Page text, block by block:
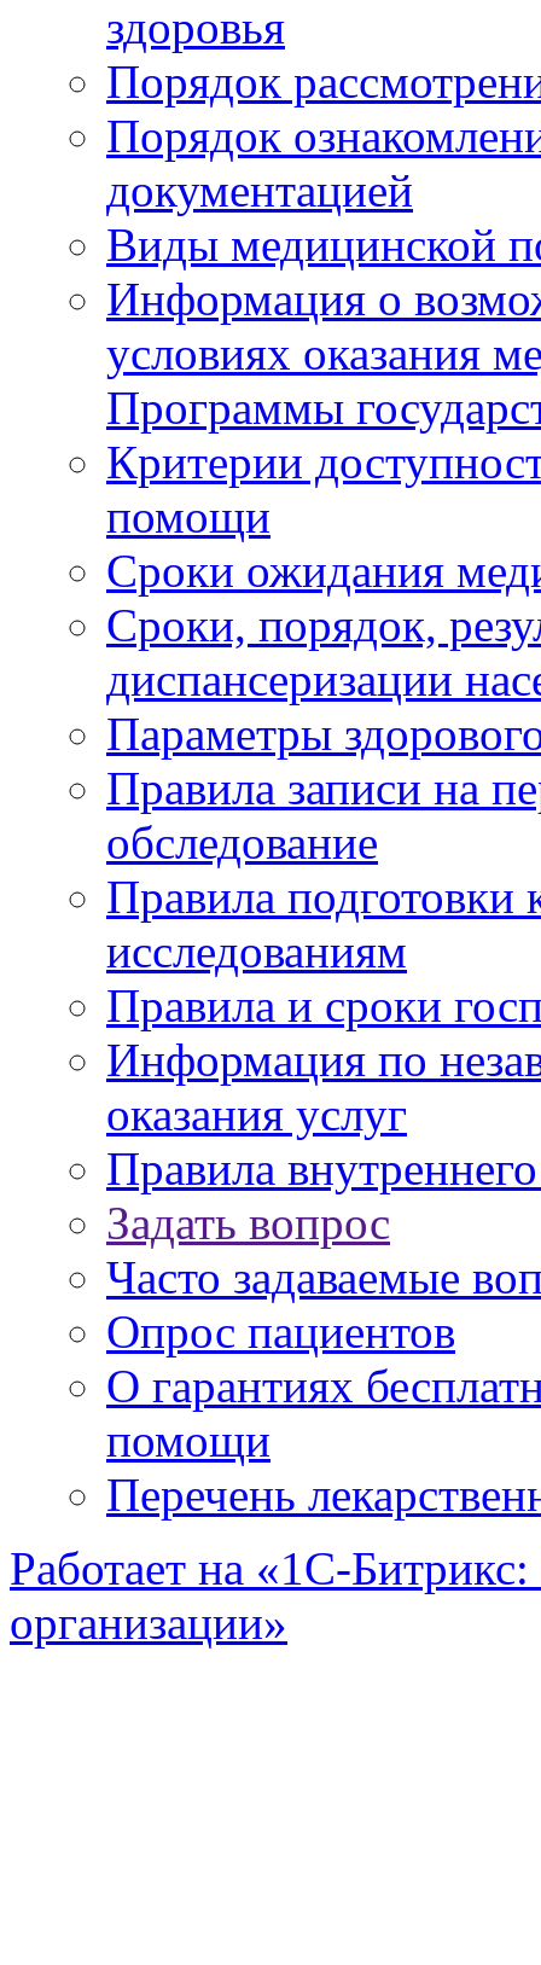
здоровья
Порядок
Порядок
документацией
Виды медицинской
Информация о
условиях оказания
Программы
Критерии
помощи
Сроки ожидания
Сроки, порядок,
диспансеризации
Параметры
Правила записи на
обследование
Правила подготовки
исследованиям
Правила и сроки
Информация по
оказания услуг
Правила
Задать вопрос
Часто задаваемые
Опрос пациентов
О гарантиях
помощи
Перечень
Работает на «1С-
организации»